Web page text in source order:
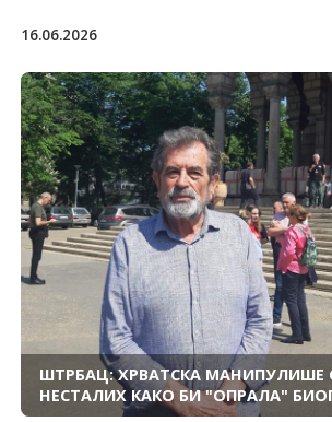
16.06.2026
ШТРБАЦ: ХРВАТСКА МАНИПУЛИШЕ
НЕСТАЛИХ КАКО БИ "ОПРАЛА"